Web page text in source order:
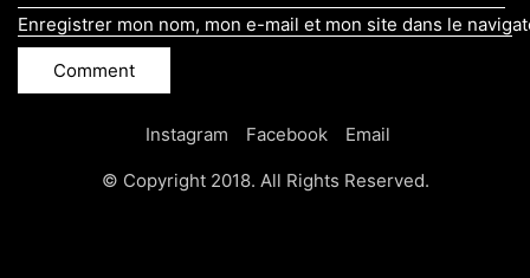
Enregistrer mon nom, mon e-mail et mon site dans le
Instagram Facebook Email
© Copyright 2018. All Rights Reserved.